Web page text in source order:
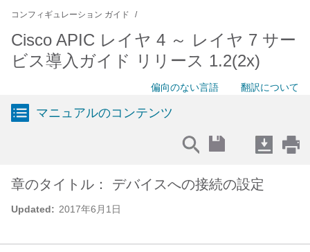
コンフィギュレーション ガイド
Cisco APIC レイヤ 4 ～ レイヤ 7 サー
ビス導入ガイド リリース 1.2(2x)
偏向のない言語 翻訳について
マニュアルのコンテンツ
Updated: 2017年6月1日
章のタイトル： デバイスへの接続の設定